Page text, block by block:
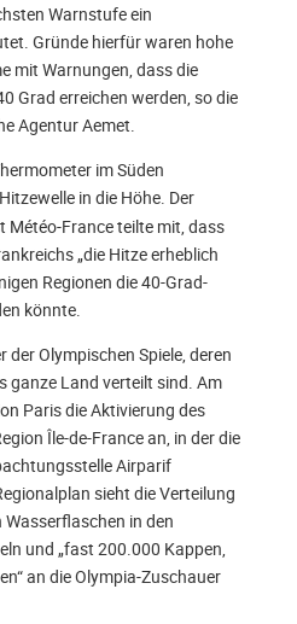
Warnstufe ein
Gründe hierfür waren hohe
mit Warnungen, dass die
Grad erreichen werden, so die
Agentur Aemet.
im Süden
in die Höhe. Der
France teilte mit, dass
„die Hitze erheblich
Regionen die 40-Grad-
könnte.
Olympischen Spiele, deren
ganze Land verteilt sind. Am
Paris die Aktivierung des
Île-de-France an, in der die
Airparif
sieht die Verteilung
in den
und „fast 200.000 Kappen,
an die Olympia-Zuschauer